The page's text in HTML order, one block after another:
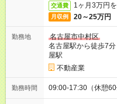
交通費 1ヶ月3万円
月収例 20～25万円
勤務地
名古屋市中村区
名古屋駅から徒歩7分
屋駅
不動産業
勤務時間 09:00-17:30（休憩60